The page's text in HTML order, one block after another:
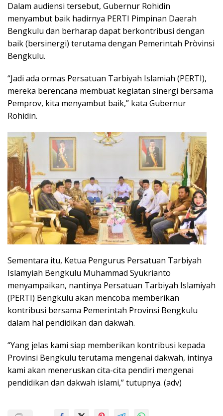
Dalam audiensi tersebut, Gubernur Rohidin
menyambut baik hadirnya PERTI Pimpinan Daerah
Bengkulu dan berharap dapat berkontribusi dengan
baik (bersinergi) terutama dengan Pemerintah Pròvinsi
Bengkulu.
“Jadi ada ormas Persatuan Tarbiyah Islamiah (PERTI),
mereka berencana membuat kegiatan sinergi bersama
Pemprov, kita menyambut baik,” kata Gubernur
Rohidin.
Sementara itu, Ketua Pengurus Persatuan Tarbiyah
Islamyiah Bengkulu Muhammad Syukrianto
menyampaikan, nantinya Persatuan Tarbiyah Islamiyah
(PERTI) Bengkulu akan mencoba memberikan
kontribusi bersama Pemerintah Provinsi Bengkulu
dalam hal pendidikan dan dakwah.
“Yang jelas kami siap memberikan kontribusi kepada
Provinsi Bengkulu terutama mengenai dakwah, intinya
kami akan meneruskan cita-cita pendiri mengenai
pendidikan dan dakwah islami,” tutupnya. (adv)